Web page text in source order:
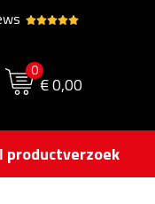
0
€ 0,00
productverzoek